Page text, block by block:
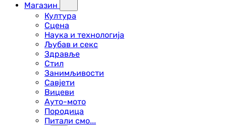
Магазин
Култура
Сцена
Наука и технологија
Љубав и секс
Здравље
Стил
Занимљивости
Савјети
Вицеви
Ауто-мото
Породица
Питали смо...